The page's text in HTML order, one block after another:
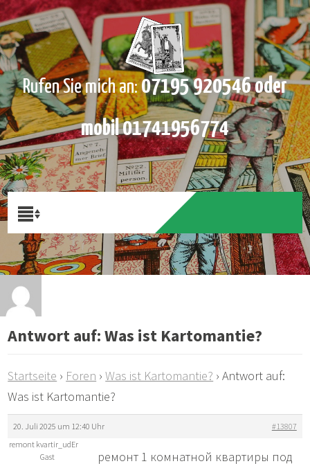
Rufen Sie mich an:07195 920546 oder
mobil 01741956774
Antwort auf: Was ist Kartomantie?
Startseite › Foren › Was ist Kartomantie? › Antwort auf:
Was ist Kartomantie?
20. Juli 2025 um 12:40 Uhr
#13807
remont kvartir_udEr
Gast
ремонт 1 комнатной квартиры под